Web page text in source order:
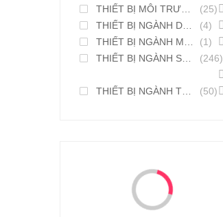
THIẾT BỊ MÔI TRƯỜNG
(25)
THIẾT BỊ NGÀNH DƯỢC PHẨM
(4)
THIẾT BỊ NGÀNH MỸ PHẨM
(1)
THIẾT BỊ NGÀNH SƠN MỰC IN
(246)
THIẾT BỊ NGÀNH THỰC PHẨM (50)